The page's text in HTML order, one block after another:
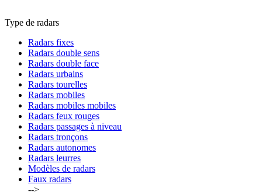
Type de radars
Radars fixes
Radars double sens
Radars double face
Radars urbains
Radars tourelles
Radars mobiles
Radars mobiles mobiles
Radars feux rouges
Radars passages à niveau
Radars tronçons
Radars autonomes
Radars leurres
Modèles de radars
Faux radars
-->